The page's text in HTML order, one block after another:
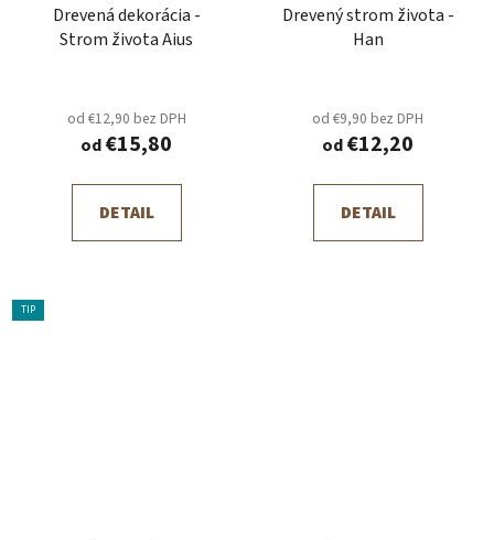
Drevená dekorácia -
Strom života Aius
od €12,90 bez DPH
od€15,80
DETAIL
Drevený strom života -
Han
od €9,90 bez DPH
od€12,20
DETAIL
TIP